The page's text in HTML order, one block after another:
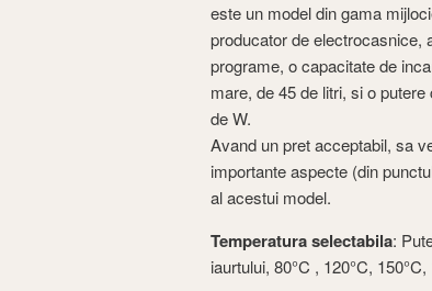
este un model din gama
producator de electrocasnice,
programe, o capacitate de
mare, de 45 de litri, si o
de W.
Avand un pret acceptabil, sa
importante aspecte (din
al acestui model.
Temperatura selectabila:
iaurtului, 80°C , 120°C,